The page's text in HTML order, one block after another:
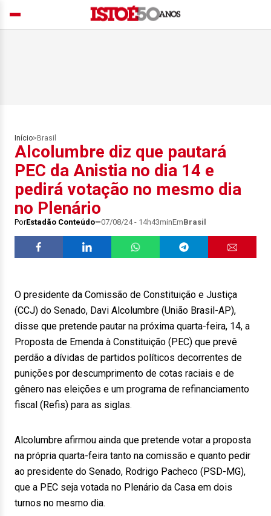
Início> Brasil
Alcolumbre diz que pautará
PEC da Anistia no dia 14 e
pedirá votação no mesmo dia
no Plenário
PorEstadão Conteúdo 07/08/24 - 14h43minEmBrasil
O presidente da Comissão de Constituição e Justiça
(CCJ) do Senado, Davi Alcolumbre (União Brasil-AP),
disse que pretende pautar na próxima quarta-feira, 14, a
Proposta de Emenda à Constituição (PEC) que prevê
perdão a dívidas de partidos políticos decorrentes de
punições por descumprimento de cotas raciais e de
gênero nas eleições e um programa de refinanciamento
fiscal (Refis) para as siglas.
Alcolumbre afirmou ainda que pretende votar a proposta
na própria quarta-feira tanto na comissão e quanto pedir
ao presidente do Senado, Rodrigo Pacheco (PSD-MG),
que a PEC seja votada no Plenário da Casa em dois
turnos no mesmo dia.